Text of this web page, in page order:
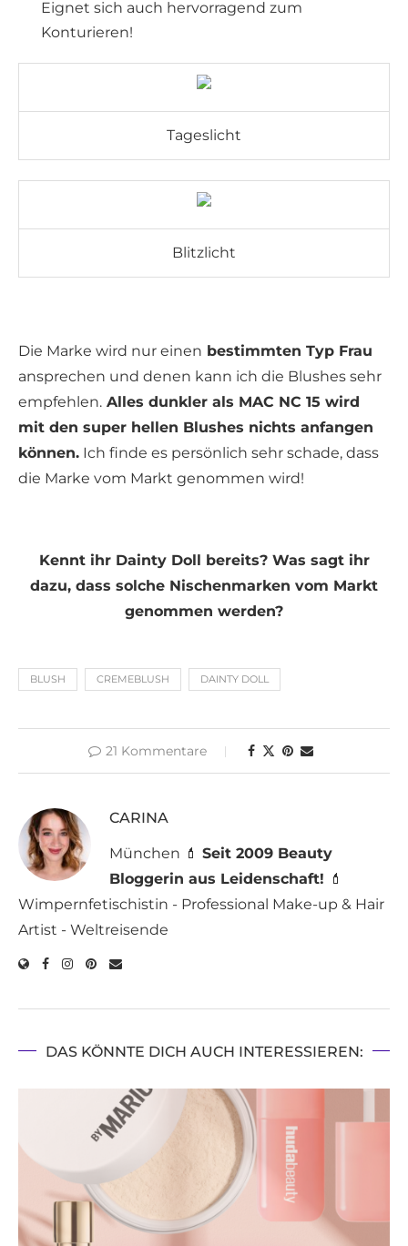
Eignet sich auch hervorragend zum
Konturieren!
Tageslicht
Blitzlicht
Die Marke wird nur einen bestimmten Typ Frau
ansprechen und denen kann ich die Blushes sehr
empfehlen. Alles dunkler als MAC NC 15 wird
mit den super hellen Blushes nichts anfangen
können. Ich finde es persönlich sehr schade, dass
die Marke vom Markt genommen wird!
Kennt ihr Dainty Doll bereits? Was sagt ihr
dazu, dass solche Nischenmarken vom Markt
genommen werden?
BLUSH CREMEBLUSH DAINTY DOLL
21 Kommentare
CARINA
München 💄 Seit 2009 Beauty
Bloggerin aus Leidenschaft! 💄
Wimpernfetischistin - Professional Make-up & Hair
Artist - Weltreisende
DAS KÖNNTE DICH AUCH INTERESSIEREN: